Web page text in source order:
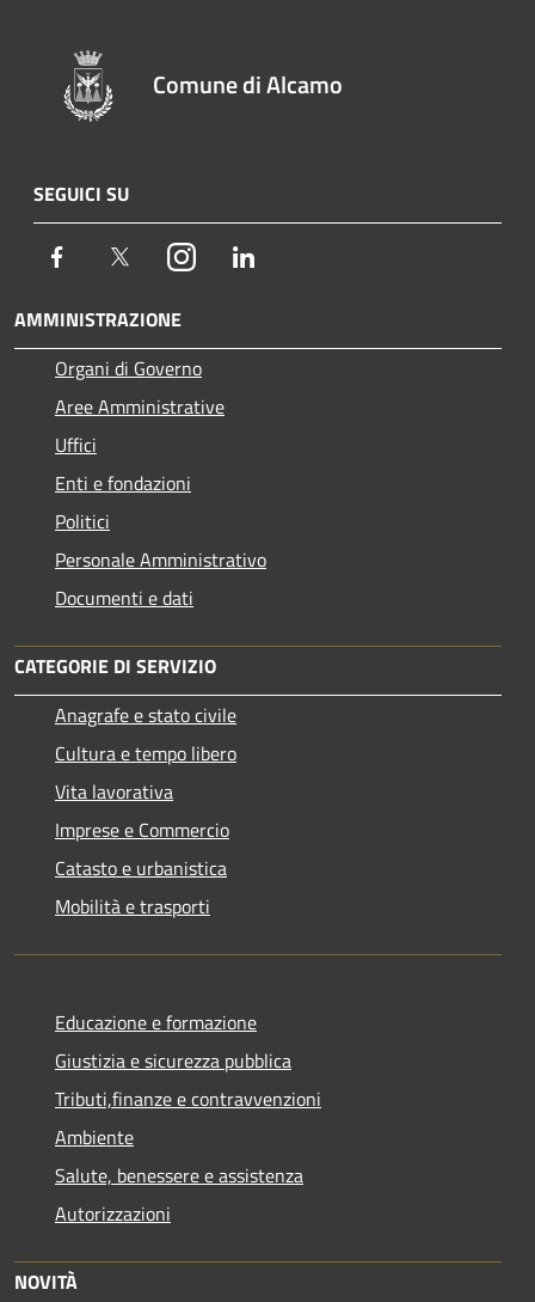
Comune di Alcamo
SEGUICI SU
Facebook TwitterInstagram
AMMINISTRAZIONE
Organi di Governo
Aree Amministrative
Uffici
Enti e fondazioni
Politici
Personale Amministrativo
Documenti e dati
CATEGORIE DI SERVIZIO
Anagrafe e stato civile
Cultura e tempo libero
Vita lavorativa
Imprese e Commercio
Catasto e urbanistica
Mobilità e trasporti
Educazione e formazione
Giustizia e sicurezza pubblica
Tributi,finanze e contravvenzioni
Ambiente
Salute, benessere e assistenza
Autorizzazioni
NOVITÀ